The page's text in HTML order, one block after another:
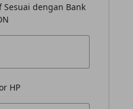
Sesuai dengan Bank
HP